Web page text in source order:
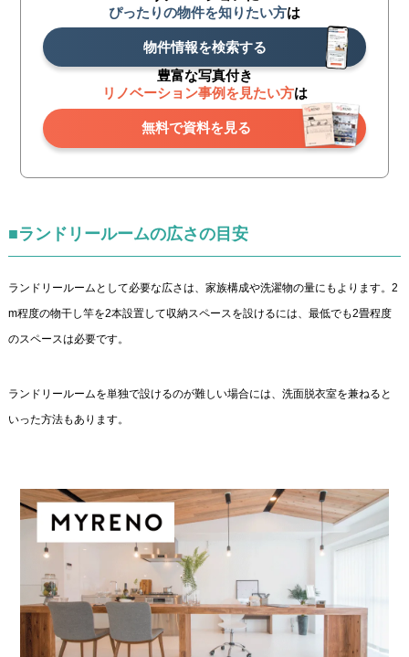
ぴったりの物件を知りたい方は
物件情報を検索する
豊富な写真付き
リノベーション事例を見たい方は
無料で資料を見る
■ランドリールームの広さの目安
ランドリールームとして必要な広さは、家族構成や洗濯物の量にもよります。2
m程度の物干し竿を2本設置して収納スペースを設けるには、最低でも2畳程度
のスペースは必要です。
ランドリールームを単独で設けるのが難しい場合には、洗面脱衣室を兼ねると
いった方法もあります。